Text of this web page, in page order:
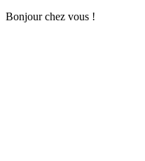
Bonjour chez vous !